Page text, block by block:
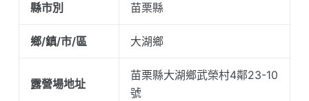
縣市別 苗栗縣
鄉/鎮/市/區 大湖鄉
露營場地址
苗栗縣大湖鄉武榮村4鄰23-10
號